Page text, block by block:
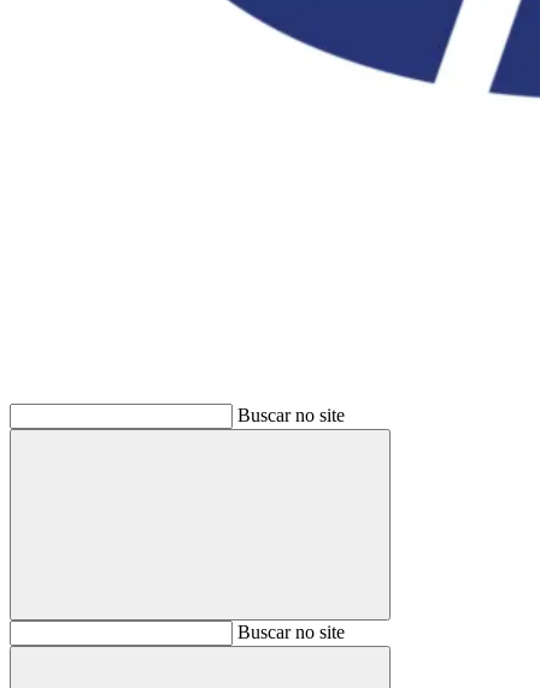
Buscar no site
BuscarBuscar no site